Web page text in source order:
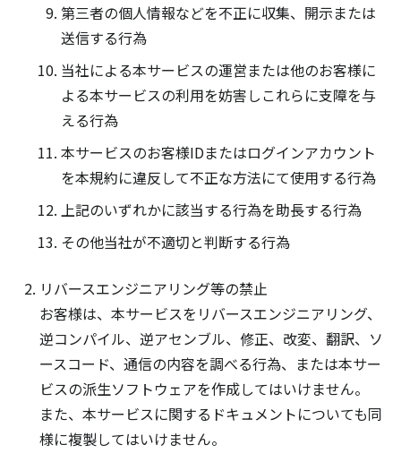
第三者の個人情報などを不正に収集、開示または
送信する行為
当社による本サービスの運営または他のお客様に
よる本サービスの利用を妨害しこれらに支障を与
える行為
本サービスのお客様IDまたはログインアカウント
を本規約に違反して不正な方法にて使用する行為
上記のいずれかに該当する行為を助長する行為
その他当社が不適切と判断する行為
リバースエンジニアリング等の禁止
お客様は、本サービスをリバースエンジニアリング、
逆コンパイル、逆アセンブル、修正、改変、翻訳、ソ
ースコード、通信の内容を調べる行為、または本サー
ビスの派生ソフトウェアを作成してはいけません。
また、本サービスに関するドキュメントについても同
様に複製してはいけません。